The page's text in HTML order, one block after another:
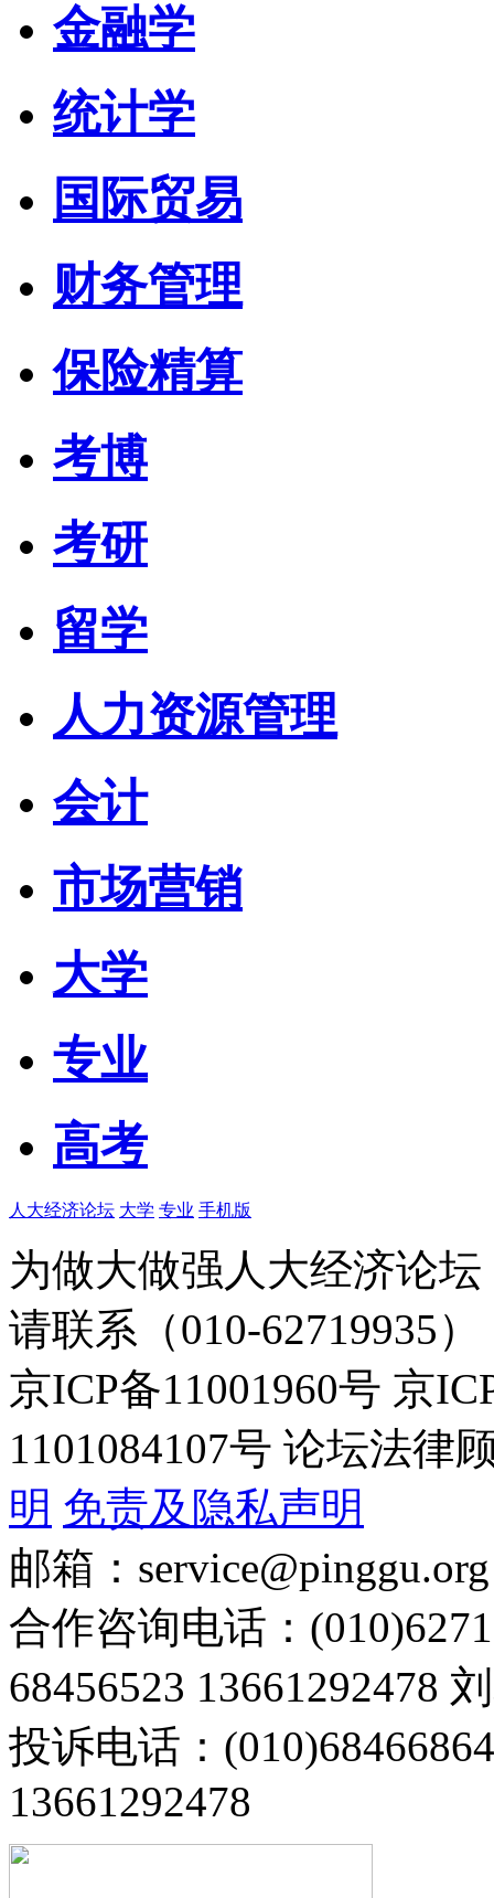
金融学
统计学
国际贸易
财务管理
保险精算
考博
考研
留学
人力资源管理
会计
市场营销
大学
专业
高考
人大经济论坛 大学 专业 手机版
为做大做强人大经济论
请联系（010-62719935）
京ICP备11001960号 京
1101084107号 论坛法律
明 免责及隐私声明
邮箱：service@pinggu.org
合作咨询电话：
68456523 13661292478
投诉电话：
13661292478